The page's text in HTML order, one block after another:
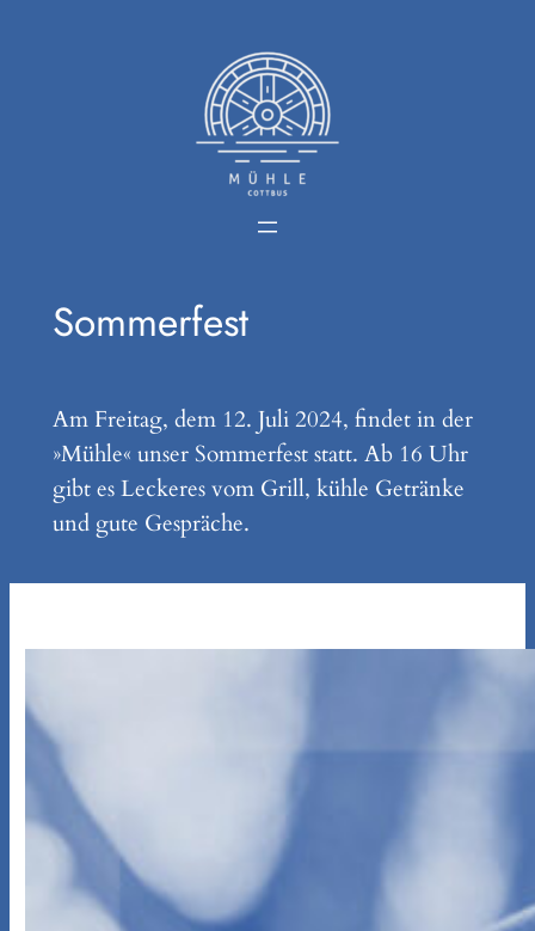
Sommerfest
Am Freitag, dem 12. Juli 2024, findet in der
»Mühle« unser Sommerfest statt. Ab 16 Uhr
gibt es Leckeres vom Grill, kühle Getränke
und gute Gespräche.